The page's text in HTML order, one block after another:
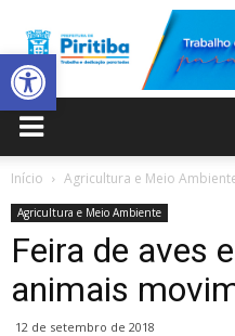
Abrir a barra de ferramentas
Início Agricultura e Meio
Agricultura e Meio Ambiente
Feira de aves
animais
12 de setembro de 2018